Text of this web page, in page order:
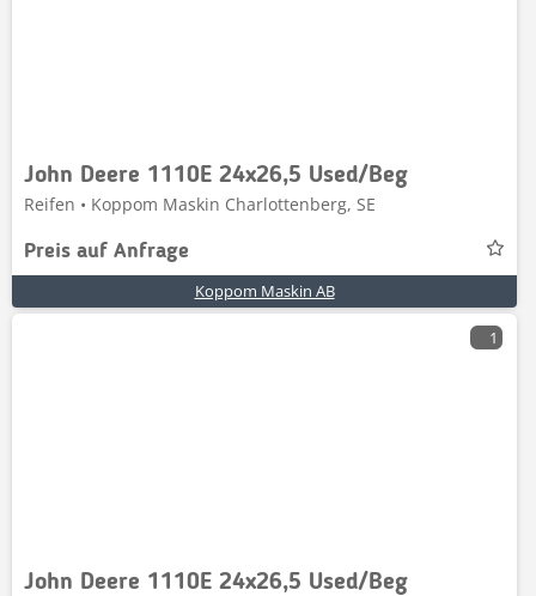
John Deere 1110E 24x26,5 Used/Beg
Reifen • Koppom Maskin Charlottenberg, SE
Preis auf Anfrage
Koppom Maskin AB
1
John Deere 1110E 24x26,5 Used/Beg